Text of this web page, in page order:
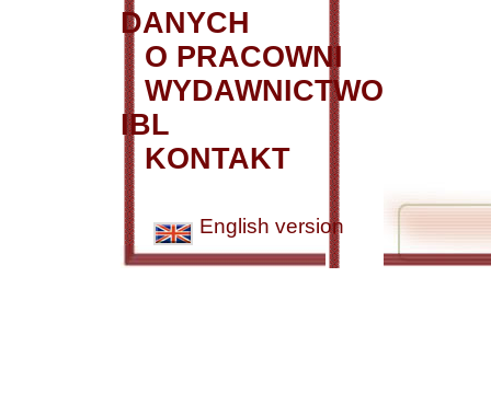
DANYCH
O PRACOWNI
WYDAWNICTWO
IBL
KONTAKT
English version